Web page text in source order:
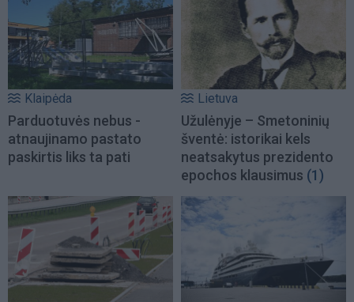
Klaipėda
Parduotuvės nebus -
atnaujinamo pastato
paskirtis liks ta pati
Lietuva
Užulėnyje – Smetoninių
šventė: istorikai kels
neatsakytus prezidento
epochos klausimus (1)